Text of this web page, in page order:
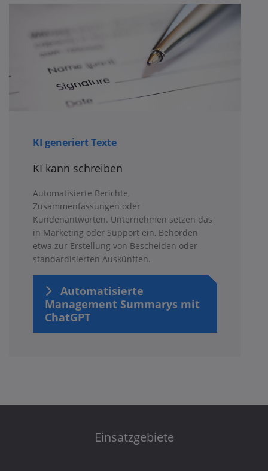
KI generiert Texte
KI kann schreiben
Automatisierte Berichte,
Zusammenfassungen oder
Kundenantworten. Unternehmen setzen das
in Marketing oder Support ein, Behörden
etwa zur Erstellung von Bescheiden oder
standardisierten Auskünften.
Automatisierte
Management Summarys mit
ChatGPT​
Einsatzgebiete